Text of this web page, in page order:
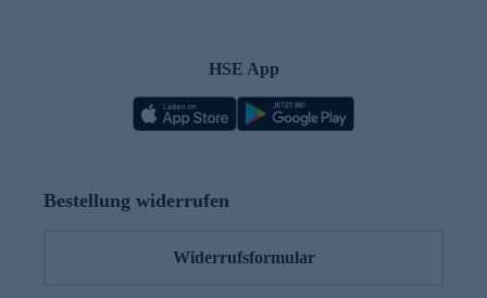
HSE App
Bestellung widerrufen
Widerrufsformular